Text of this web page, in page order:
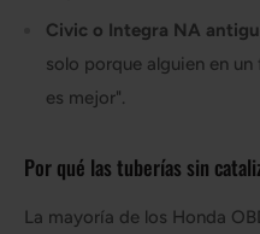
Civic o Integra NA
solo porque alguien en
es mejor".
Por qué las tuberías sin
La mayoría de los Honda